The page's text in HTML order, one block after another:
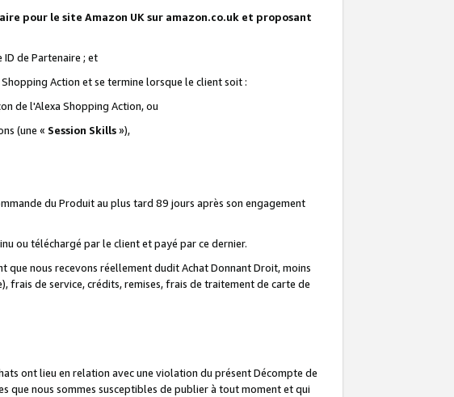
pour le site Amazon UK sur amazon.co.uk et proposant
de Partenaire ; et
Action et se termine lorsque le client soit :
de l'Alexa Shopping Action, ou
(une « Session Skills»),
du Produit au plus tard 89 jours après son engagement
ou téléchargé par le client et payé par ce dernier.
que nous recevons réellement dudit Achat Donnant Droit, moins
frais de service, crédits, remises, frais de traitement de carte de
ont lieu en relation avec une violation du présent Décompte de
que nous sommes susceptibles de publier à tout moment et qui